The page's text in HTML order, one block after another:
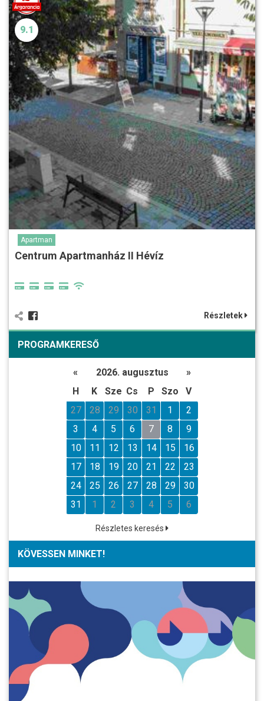
9.1
Apartman
Centrum Apartmanház II Hévíz
Részletek
PROGRAMKERESŐ
« 2026. augusztus
»
H
K Sze Cs P Szo
V
27
28 29 30 31 1
2
3
4 5 6 7 8
9
10
11 12 13 14 15
16
17
18 19 20 21 22
23
24
25 26 27 28 29
30
31
1 2 3 4 5 6
Részletes keresés
KÖVESSEN MINKET!